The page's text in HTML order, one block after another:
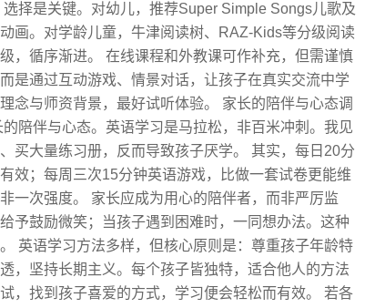
择是关键。对幼儿，推荐Super Simple Songs儿歌及
画。对学龄儿童，牛津阅读树、RAZ-Kids等分级阅读
，循序渐进。 在线课程和外教课可作补充，但需谨慎
是通过互动游戏、情景对话，让孩子在真实交流中学
念与师资背景，最好试听体验。 家长的陪伴与心态调
陪伴与心态。英语学习是马拉松，非百米冲刺。我见
买大量练习册，反而导致孩子厌学。 其实，每日20分
效；每周三次15分钟英语游戏，比做一套试卷更能维
一次强度。 家长应成为用心的陪伴者，而非严厉监
予鼓励微笑；当孩子遇到困难时，一同想办法。这种
英语学习方法多样，但核心原则是：尊重孩子年龄特
，坚持长期主义。每个孩子皆独特，适合他人的方法
，找到孩子喜爱的方式，学习便会轻松而有效。 若各